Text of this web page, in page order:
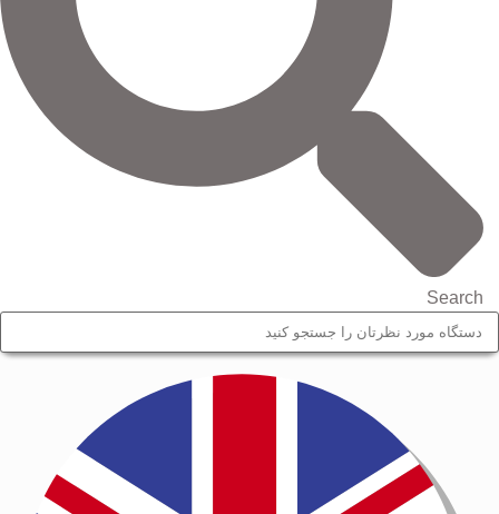
Search